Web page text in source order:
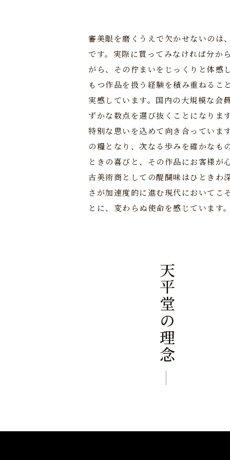
審美眼を磨くうえで欠かせないのは
です。実際に買ってみなければ分か
がら、その佇まいをじっくりと体感
もつ作品を扱う経験を積み重ねるこ
実感しています。国内の大規模な会
ずかな数点を選び抜くことになりま
特別な思いを込めて向き合っていま
の糧となり、次なる歩みを確かなも
ときの喜びと、その作品にお客様が
古美術商としての醍醐味はひときわ
さが加速度的に進む現代においてこ
とに、変わらぬ使命を感じています
天平堂の理念